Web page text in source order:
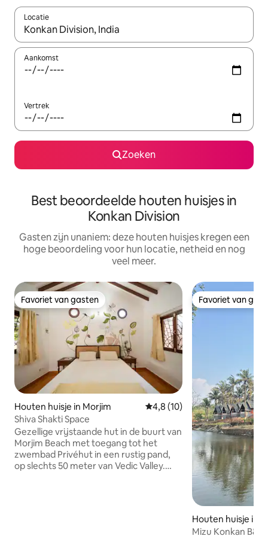
Locatie
Wanneer er suggesties beschikbaar zijn, maak je een keuze
Aankomst
Vertrek
Zoeken
Best beoordeelde houten huisjes in
Konkan Division
Gasten zijn unaniem: deze houten huisjes kregen een
hoge beoordeling voor hun locatie, netheid en nog
veel meer.
Favoriet van gasten
Favoriet van gasten
Houten huisje in Morjim Gemiddelde beoordeling van
4,8 (10)
Shiva Shakti Space
Gezellige vrijstaande hut in de buurt van
Morjim Beach met toegang tot het
zwembad Privéhut in een rustig pand,
op slechts 50 meter van Vedic Valley.
Favoriet van
Favoriet van
Houten huisje in
Mizu Konkan